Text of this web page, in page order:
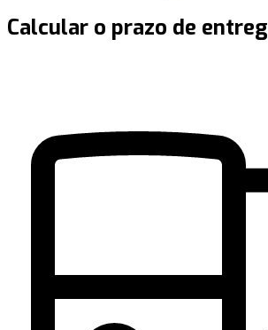
Calcular o prazo de